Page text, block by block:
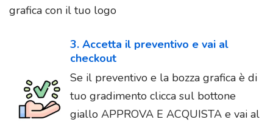
grafica con il tuo logo
3. Accetta il preventivo e vai al
checkout
Se il preventivo e la bozza grafica è di
tuo gradimento clicca sul bottone
giallo APPROVA E ACQUISTA e vai al